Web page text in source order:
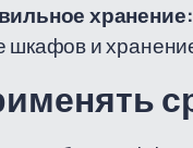
хранение:
шкафов и